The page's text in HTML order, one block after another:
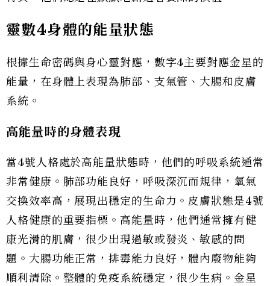
靈數4身體的能量狀態
根據生命密碼與身心靈對應，數字4主要對應金星的
能量，在身體上表現為肺部、支氣管、大腸和皮膚
系統。
高能量時的身體表現
當4號人格處於高能量狀態時，他們的呼吸系統通常
非常健康。肺部功能良好，呼吸深沉而規律，氧氣
交換效率高，展現出穩定的生命力。皮膚狀態是4號
人格健康的重要指標。高能量時，他們通常擁有健
康光滑的肌膚，很少出現過敏或發炎、敏感的問
題。大腸功能正常，排毒能力良好，體內廢物能夠
順利清除。整體的免疫系統穩定，很少生病。金星